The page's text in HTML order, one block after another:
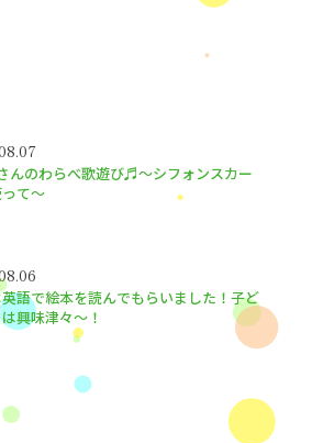
んのわらべ歌遊び♬～シフォンスカー
て～
語で絵本を読んでもらいました！子ど
興味津々〜！